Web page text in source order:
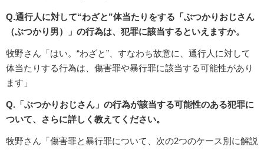
Q.通行人に対して“わざと”体当たりをする「ぶつかりおじさん
（ぶつかり男）」の行為は、犯罪に該当するといえますか。
牧野さん「はい。“わざと”、すなわち故意に、通行人に対して
体当たりする行為は、傷害罪や暴行罪に該当する可能性があり
ます」
Q.「ぶつかりおじさん」の行為が該当する可能性のある犯罪に
ついて、さらに詳しく教えてください。
牧野さん「傷害罪と暴行罪について、次の2つのケース別に解説